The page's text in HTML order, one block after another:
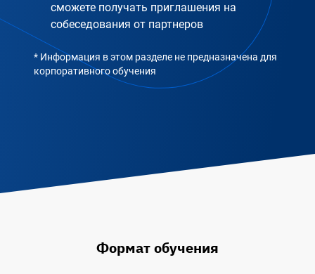
сможете получать приглашения на
собеседования от партнеров
* Информация в этом разделе не предназначена для
корпоративного обучения
Формат обучения